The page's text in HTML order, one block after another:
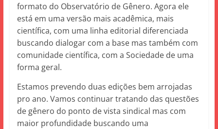
formato do Observatório de Gênero. Agora ele
está em uma versão mais acadêmica, mais
científica, com uma linha editorial diferenciada
buscando dialogar com a base mas também com
comunidade científica, com a Sociedade de uma
forma geral.
Estamos prevendo duas edições bem arrojadas
pro ano. Vamos continuar tratando das questões
de gênero do ponto de vista sindical mas com
maior profundidade buscando uma